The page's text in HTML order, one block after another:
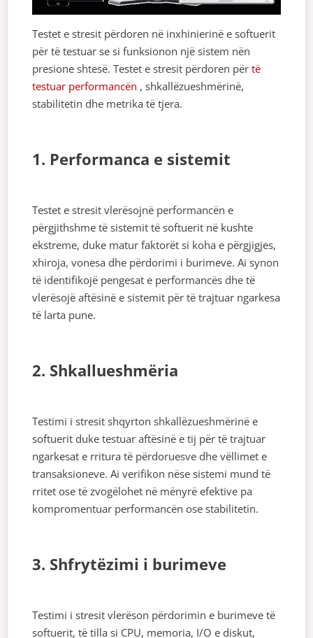
Testet e stresit përdoren në inxhinierinë e softuerit
për të testuar se si funksionon një sistem nën
presione shtesë. Testet e stresit përdoren përtë
testuar performancën , shkallëzueshmërinë,
stabilitetin dhe metrika të tjera.
1. Performanca e sistemit
Testet e stresit vlerësojnë performancën e
përgjithshme të sistemit të softuerit në kushte
ekstreme, duke matur faktorët si koha e përgjigjes,
xhiroja, vonesa dhe përdorimi i burimeve. Ai synon
të identifikojë pengesat e performancës dhe të
vlerësojë aftësinë e sistemit për të trajtuar ngarkesa
të larta pune.
2. Shkallueshmëria
Testimi i stresit shqyrton shkallëzueshmërinë e
softuerit duke testuar aftësinë e tij për të trajtuar
ngarkesat e rritura të përdoruesve dhe vëllimet e
transaksioneve. Ai verifikon nëse sistemi mund të
rritet ose të zvogëlohet në mënyrë efektive pa
kompromentuar performancën ose stabilitetin.
3. Shfrytëzimi i burimeve
Testimi i stresit vlerëson përdorimin e burimeve të
softuerit, të tilla si CPU, memoria, I/O e diskut,